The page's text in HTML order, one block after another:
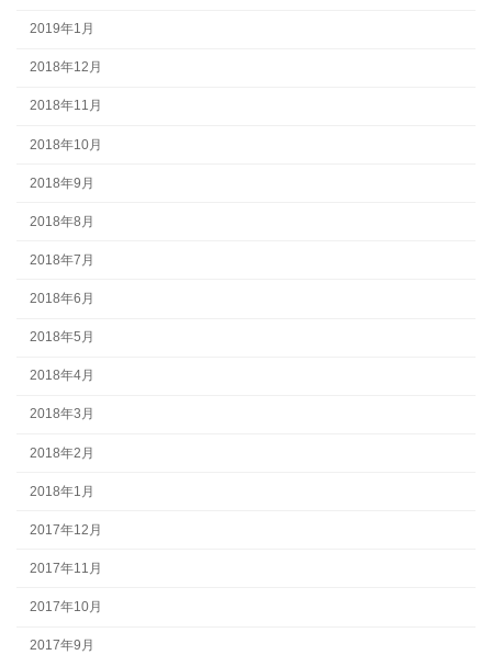
2019年1月
2018年12月
2018年11月
2018年10月
2018年9月
2018年8月
2018年7月
2018年6月
2018年5月
2018年4月
2018年3月
2018年2月
2018年1月
2017年12月
2017年11月
2017年10月
2017年9月